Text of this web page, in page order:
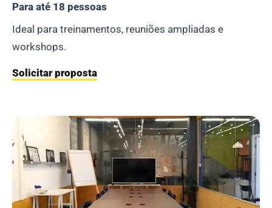
Para até 18 pessoas
Ideal para treinamentos, reuniões ampliadas e
workshops.
Solicitar proposta